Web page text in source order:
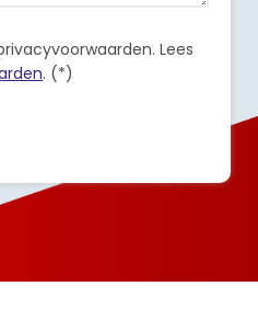
Lees
. (*)